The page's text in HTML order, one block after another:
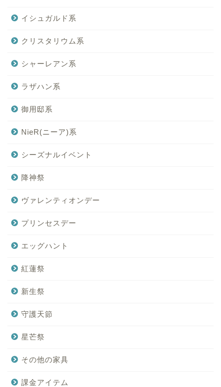
イシュガルド系
クリスタリウム系
シャーレアン系
ラザハン系
御用邸系
NieR(ニーア)系
シーズナルイベント
降神祭
ヴァレンティオンデー
プリンセスデー
エッグハント
紅蓮祭
新生祭
守護天節
星芒祭
その他の家具
課金アイテム